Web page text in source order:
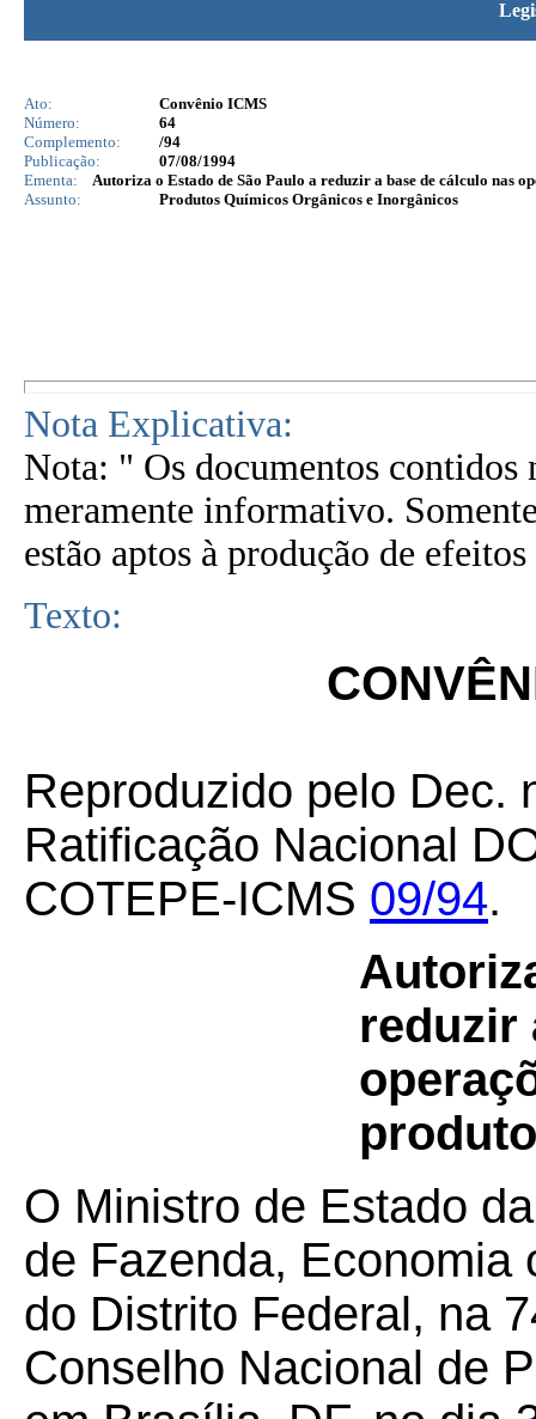
Ato:
Convênio ICMS
Número:
64
Complemento:
/94
Publicação:
07/08/1994
Ementa:
Autoriza o Estado de São Paulo a reduzir a base de cálculo nas
Assunto:
Produtos Químicos Orgânicos e Inorgânicos
Nota Explicativa:
Nota: " Os documentos contidos
meramente informativo.
estão aptos à produção de
Texto:
Reproduzido pelo Dec.
Ratificação Nacional
COTEPE-ICMS 09/94.
reduzir
O Ministro de Estado
de Fazenda, Economia
do Distrito Federal, na
Conselho Nacional de